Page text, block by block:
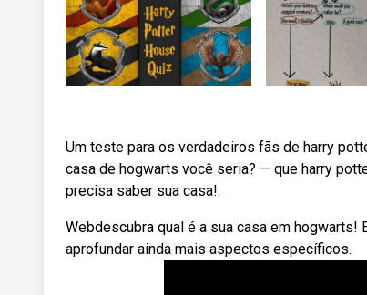
Um teste para os verdadeiros fãs de harry
casa de hogwarts você seria? — que harry
precisa saber sua casa!.
Webdescubra qual é a sua casa em
aprofundar ainda mais aspectos específicos.